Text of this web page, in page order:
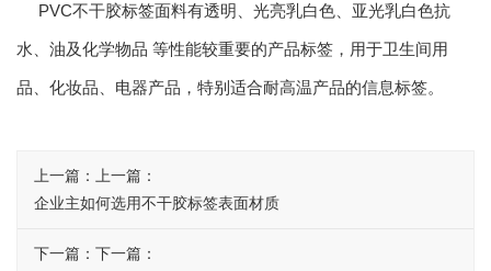
PVC不干胶标签面料有透明、光亮乳白色、亚光乳白色抗
水、油及化学物品 等性能较重要的产品标签，用于卫生间用
品、化妆品、电器产品，特别适合耐高温产品的信息标签。
上一篇：上一篇：
企业主如何选用不干胶标签表面材质
下一篇：下一篇：